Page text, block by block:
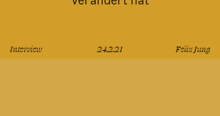
Interview 24.2.21 Felix Jung